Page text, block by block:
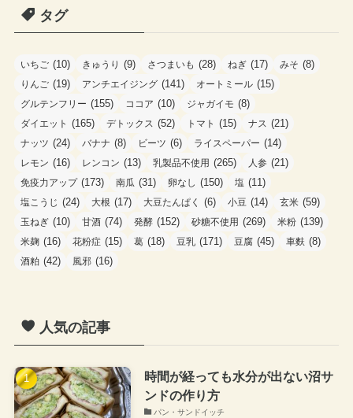
タグ
いちご (10) きゅうり (9) さつまいも (28) ねぎ (17) みそ (8)
りんご (19) アンチエイジング (141) オートミール (15)
グルテンフリー (155) ココア (10) ジャガイモ (8)
ダイエット (165) デトックス (52) トマト (15) ナス (21)
ナッツ (24) バナナ (8) ビーツ (6) ライスペーパー (14)
レモン (16) レンコン (13) 乳製品不使用 (265) 人参 (21)
免疫力アップ(173) 南瓜 (31) 卵なし (150) 塩 (11)
塩こうじ (24) 大根 (17) 大豆たんぱく (6) 小豆 (14) 玄米 (59)
玉ねぎ (10) 甘酒 (74) 発酵 (152) 砂糖不使用 (269) 米粉 (139)
米麹 (16) 花粉症 (15) 葛 (18) 豆乳 (171) 豆腐 (45) 車麩 (8)
酒粕 (42) 風邪 (16)
人気の記事
時間が経っても水分が出ない沼サ
ンドの作り方
パン・サンドイッチ